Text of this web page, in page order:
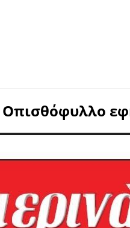
Οπισθόφυλλο